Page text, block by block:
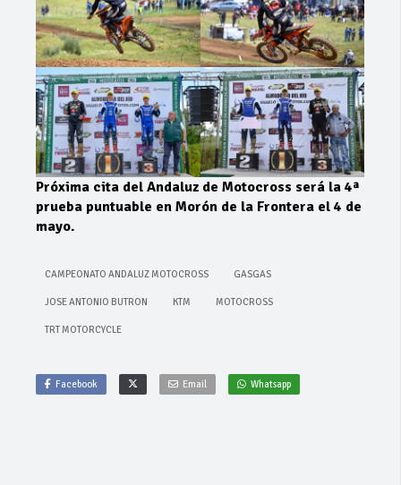
Próxima cita del Andaluz de Motocross será la 4ª
prueba puntuable en Morón de la Frontera el 4 de
mayo.
CAMPEONATO ANDALUZ MOTOCROSS GASGAS
JOSE ANTONIO BUTRON KTM MOTOCROSS
TRT MOTORCYCLE
Facebook Email Whatsapp